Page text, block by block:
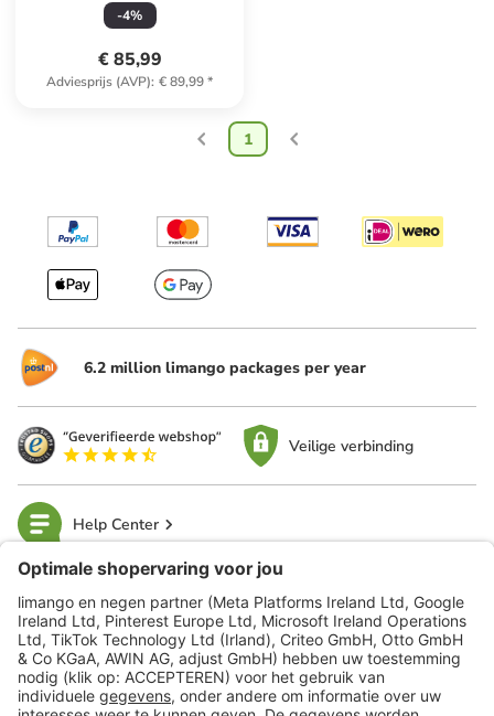
-4%
€ 85,99
Adviesprijs (AVP): € 89,99*
1
6.2 million limango packages per year
Veilige verbinding
Help Center
limango
Veilig winkelen
Klantenservice